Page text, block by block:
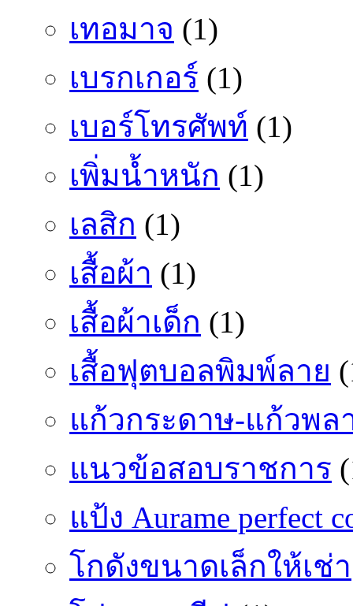
เทอมาจ (1)
เบรกเกอร์ (1)
เบอร์โทรศัพท์ (1)
เพิ่มน้ำหนัก (1)
เลสิก (1)
เสื้อผ้า (1)
เสื้อผ้าเด็ก (1)
เสื้อฟุตบอลพิมพ์ลาย
แก้วกระดาษ-แก้วพล
แนวข้อสอบราชการ
แป้ง Aurame perfect
โกดังขนาดเล็กให้เช่า